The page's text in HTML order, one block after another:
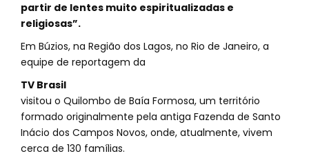
partir de lentes muito espiritualizadas e
religiosas”.
Em Búzios, na Região dos Lagos, no Rio de Janeiro, a
equipe de reportagem da
TV Brasil
visitou o Quilombo de Baía Formosa, um território
formado originalmente pela antiga Fazenda de Santo
Inácio dos Campos Novos, onde, atualmente, vivem
cerca de 130 famílias.